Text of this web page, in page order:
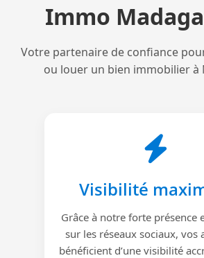
Immo
Votre partenaire de confiance
ou louer un bien immobilier à
Visibilité
Grâce à notre forte présence
sur les réseaux sociaux, vos
bénéficient d’une visibilité